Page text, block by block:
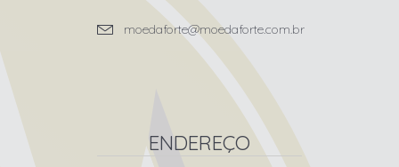
moedaforte@moedaforte.com.br
ENDEREÇO